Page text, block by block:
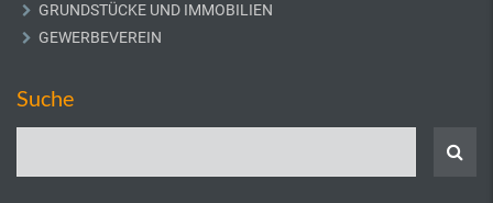
GRUNDSTÜCKE UND IMMOBILIEN
GEWERBEVEREIN
Suche